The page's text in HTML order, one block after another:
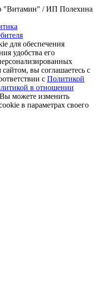
/ ИП Полехина
для обеспечения
удобства его
вы соглашаетесь с
с Политикой
в отношении
можете изменить
в параметрах своего